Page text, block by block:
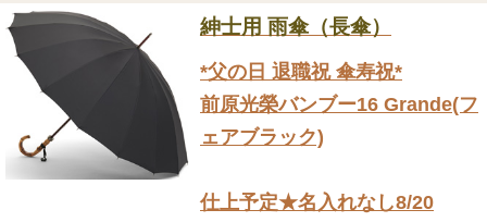
紳士用 雨傘（長傘）
*父の日 退職祝 傘寿祝*
前原光榮バンブー16 Grande(フ
ェアブラック)
仕上予定★名入れなし8/20